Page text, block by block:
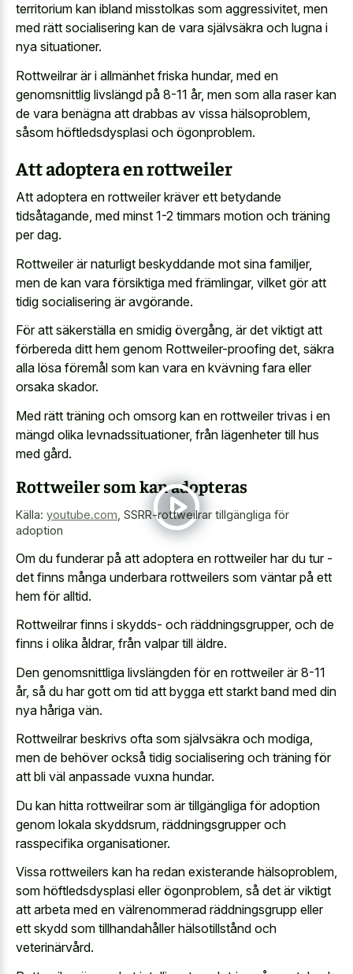
territorium kan ibland misstolkas som aggressivitet, men
med rätt socialisering kan de vara självsäkra och lugna i
nya situationer.
Rottweilrar är i allmänhet friska hundar, med en
genomsnittlig livslängd på 8-11 år, men som alla raser kan
de vara benägna att drabbas av vissa hälsoproblem,
såsom höftledsdysplasi och ögonproblem.
Att adoptera en rottweiler
Att adoptera en rottweiler kräver ett betydande
tidsåtagande, med minst 1-2 timmars motion och träning
per dag.
Rottweiler är naturligt beskyddande mot sina familjer,
men de kan vara försiktiga med främlingar, vilket gör att
tidig socialisering är avgörande.
För att säkerställa en smidig övergång, är det viktigt att
förbereda ditt hem genom Rottweiler-proofing det, säkra
alla lösa föremål som kan vara en kvävning fara eller
orsaka skador.
Med rätt träning och omsorg kan en rottweiler trivas i en
mängd olika levnadssituationer, från lägenheter till hus
med gård.
Rottweiler som kan adopteras
Källa: youtube.com SSRR-rottweilrar tillgängliga för
adoption
Om du funderar på att adoptera en rottweiler har du tur -
det finns många underbara rottweilers som väntar på ett
hem för alltid.
Rottweilrar finns i skydds- och räddningsgrupper, och de
finns i olika åldrar, från valpar till äldre.
Den genomsnittliga livslängden för en rottweiler är 8-11
år, så du har gott om tid att bygga ett starkt band med din
nya håriga vän.
Rottweilrar beskrivs ofta som självsäkra och modiga,
men de behöver också tidig socialisering och träning för
att bli väl anpassade vuxna hundar.
Du kan hitta rottweilrar som är tillgängliga för adoption
genom lokala skyddsrum, räddningsgrupper och
rasspecifika organisationer.
Vissa rottweilers kan ha redan existerande hälsoproblem,
som höftledsdysplasi eller ögonproblem, så det är viktigt
att arbeta med en välrenommerad räddningsgrupp eller
ett skydd som tillhandahåller hälsotillstånd och
veterinärvård.